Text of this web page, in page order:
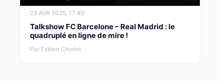
23 AVR 2025, 17:40
Talkshow FC Barcelone – Real Madrid : le
quadruplé en ligne de mire !
Par Fabien Chorlet